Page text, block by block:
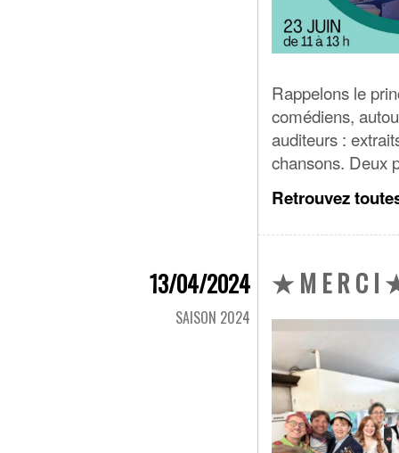
Rappelons le
comédiens,
auditeurs :
chansons. Deux
Retrouvez
13/04/2024
SAISON 2024
★ ️M E R C I